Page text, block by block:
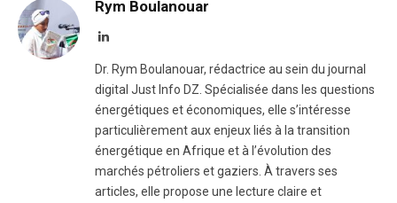
Rym Boulanouar
LinkedIn
Dr. Rym Boulanouar, rédactrice au sein du journal
digital Just Info DZ. Spécialisée dans les questions
énergétiques et économiques, elle s’intéresse
particulièrement aux enjeux liés à la transition
énergétique en Afrique et à l’évolution des
marchés pétroliers et gaziers. À travers ses
articles, elle propose une lecture claire et